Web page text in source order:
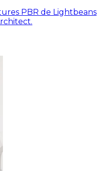
PBR de Lightbeans